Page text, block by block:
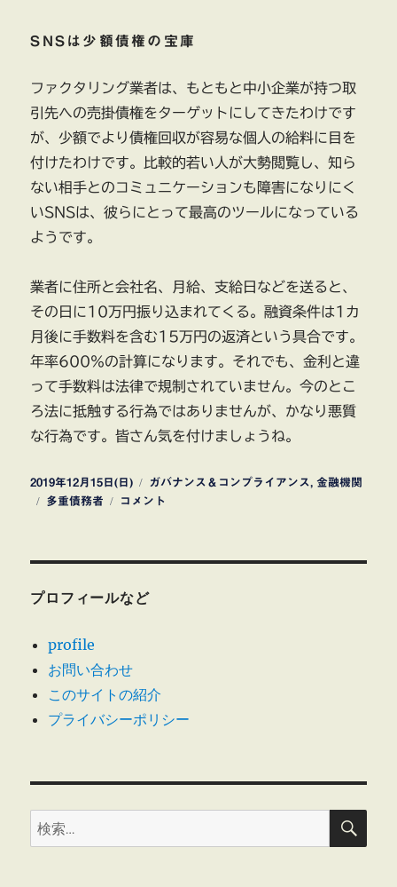
SNSは少額債権の宝庫
ファクタリング業者は、もともと中小企業が持つ取
引先への売掛債権をターゲットにしてきたわけです
が、少額でより債権回収が容易な個人の給料に目を
付けたわけです。比較的若い人が大勢閲覧し、知ら
ない相手とのコミュニケーションも障害になりにく
いSNSは、彼らにとって最高のツールになっている
ようです。
業者に住所と会社名、月給、支給日などを送ると、
その日に10万円振り込まれてくる。融資条件は1カ
月後に手数料を含む15万円の返済という具合です。
年率600％の計算になります。それでも、金利と違
って手数料は法律で規制されていません。今のとこ
ろ法に抵触する行為ではありませんが、かなり悪質
な行為です。皆さん気を付けましょうね。
投
稿
2019年12月15日(日)
カ
テ
ガバナンス＆コンプライアンス,金融機関
タ
多重債務者
給
タ
債
物
コメント
プロフィールなど
profile
お問い合わせ
このサイトの紹介
プライバシーポリシー
検
索:
検